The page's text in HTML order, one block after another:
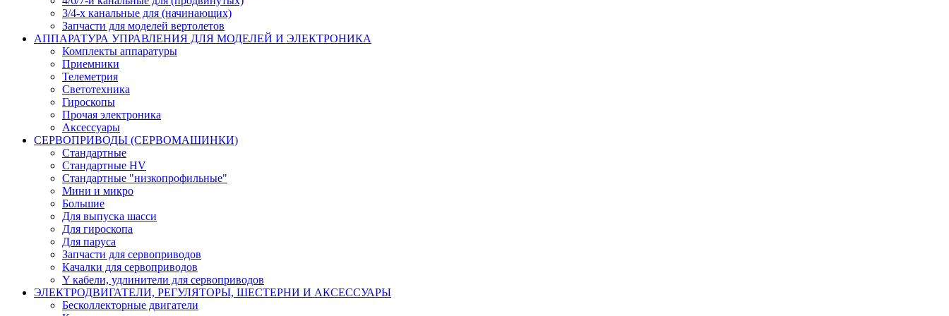
3/4-х канальные для (начинающих)
Запчасти для моделей вертолетов
АППАРАТУРА УПРАВЛЕНИЯ ДЛЯ МОДЕЛЕЙ И ЭЛЕКТРОНИКА
Комплекты аппаратуры
Приемники
Телеметрия
Светотехника
Гироскопы
Прочая электроника
Аксессуары
СЕРВОПРИВОДЫ (СЕРВОМАШИНКИ)
Стандартные
Стандартные HV
Стандартные "низкопрофильные"
Мини и микро
Большие
Для выпуска шасси
Для гироскопа
Для паруса
Запчасти для сервоприводов
Качалки для сервоприводов
Y кабели, удлинители для сервоприводов
ЭЛЕКТРОДВИГАТЕЛИ, РЕГУЛЯТОРЫ, ШЕСТЕРНИ И АКСЕССУАРЫ
Бесколлекторные двигатели